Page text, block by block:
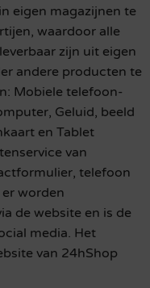
eigen magazijnen te
waardoor alle
zijn uit eigen
andere producten te
Mobiele telefoon-
Geluid, beeld
en Tablet
van
telefoon
worden
de website en is de
media. Het
van 24hShop